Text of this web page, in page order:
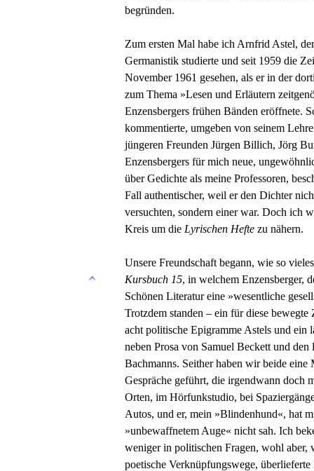
begründen.
Zum ersten Mal habe ich Arnfrid Astel,
Germanistik studierte und seit 1959 die
November 1961 gesehen, als er in der
zum Thema »Lesen und Erläutern
Enzensbergers frühen Bänden eröffnete.
kommentierte, umgeben von seinem
jüngeren Freunden Jürgen Billich, Jörg
Enzensbergers für mich neue,
über Gedichte als meine Professoren,
Fall authentischer, weil er den Dichter
versuchten, sondern einer war. Doch ich
Kreis um die Lyrischen Hefte zu nähern.
Unsere Freundschaft begann, wie so
Kursbuch 15, in welchem Enzensberger,
Schönen Literatur eine »wesentliche
Trotzdem standen – ein für diese
acht politische Epigramme Astels und ein
neben Prosa von Samuel Beckett und
Bachmanns. Seither haben wir beide
Gespräche geführt, die irgendwann doch
Orten, im Hörfunkstudio, bei
Autos, und er, mein »Blindenhund«, hat
»unbewaffnetem Auge« nicht sah. Ich
weniger in politischen Fragen, wohl
poetische Verknüpfungswege,